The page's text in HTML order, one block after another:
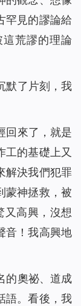
罕見的謬論給
荒謬的理論
默了片刻，我
回來了，就是
工的基礎上又
解決我們犯罪
蒙神拯救，被
高興，沒想
音！我高興地
的奧祕、道成
語。看後，我